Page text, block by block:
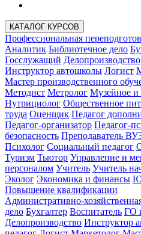
КАТАЛОГ КУРСОВ
Профессиональная
Аналитик Библиотечное дело
Госслужащий Делопроизводство
Инструктор автошколы Логист
Мастер производственного
Методист Метролог Музейное и
Нутрициолог Общественное
труда Оценщик Педагог
Педагог-организатор Педагог-
безопасность Преподаватель
Психолог Социальный педагог
Туризм Тьютор Управление и
персоналом Учитель Учитель
Эколог Экономика и финансы
Повышение квалификации
Административно-
дело Бухгалтер Воспитатель ГО
Делопроизводство Инструктор